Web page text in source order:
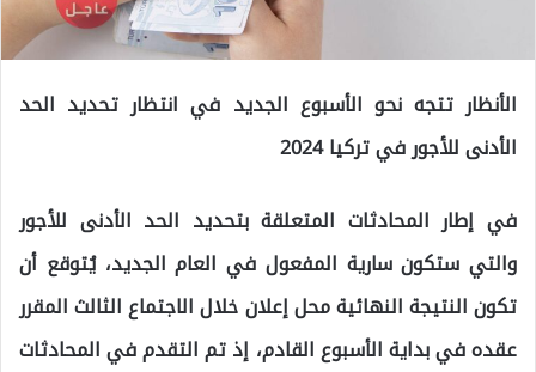
الأنظار تتجه نحو الأسبوع الجديد في انتظار تحديد الحد
الأدنى للأجور في تركيا 2024
في إطار المحادثات المتعلقة بتحديد الحد الأدنى للأجور
والتي ستكون سارية المفعول في العام الجديد، يُتوقع أن
تكون النتيجة النهائية محل إعلان خلال الاجتماع الثالث المقرر
عقده في بداية الأسبوع القادم، إذ تم التقدم في المحادثات